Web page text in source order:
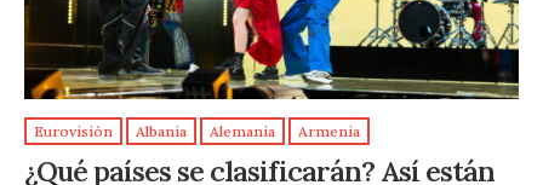
Eurovisión Albania Alemania Armenia
¿Qué países se clasificarán? Así están